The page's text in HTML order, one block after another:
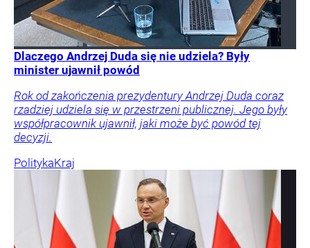
Dlaczego Andrzej Duda się nie udziela? Były
minister ujawnił powód
Rok od zakończenia prezydentury Andrzej Duda coraz
rzadziej udziela się w przestrzeni publicznej. Jego były
współpracownik ujawnił, jaki może być powód tej
decyzji.
PolitykaKraj